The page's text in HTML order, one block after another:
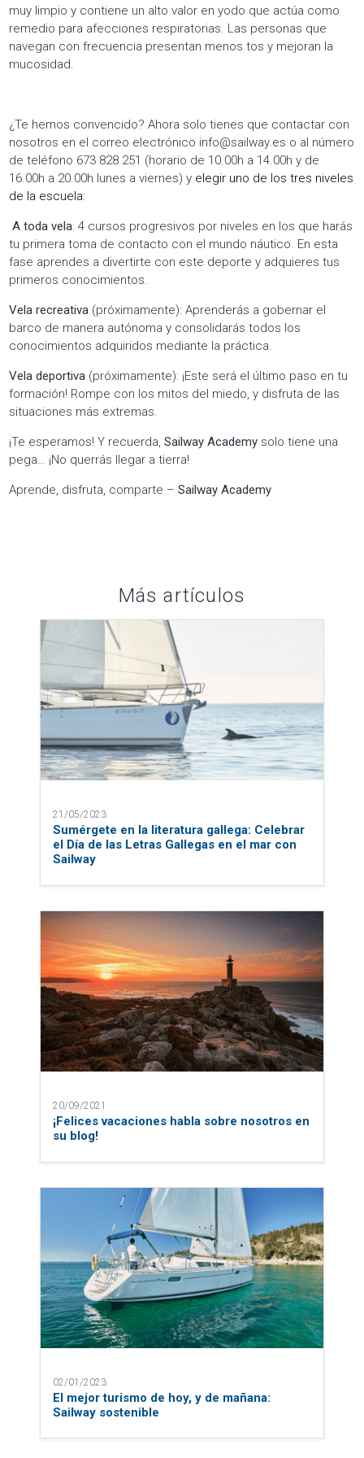
muy limpio y contiene un alto valor en yodo que actúa como
remedio para afecciones respiratorias. Las personas que
navegan con frecuencia presentan menos tos y mejoran la
mucosidad.
¿Te hemos convencido? Ahora solo tienes que contactar con
nosotros en el correo electrónico info@sailway.es o al número
de teléfono 673 828 251 (horario de 10.00h a 14.00h y de
16.00h a 20.00h lunes a viernes) y elegir uno de los tres niveles
de la escuela:
A toda vela: 4 cursos progresivos por niveles en los que harás
tu primera toma de contacto con el mundo náutico. En esta
fase aprendes a divertirte con este deporte y adquieres tus
primeros conocimientos.
Vela recreativa (próximamente): Aprenderás a gobernar el
barco de manera autónoma y consolidarás todos los
conocimientos adquiridos mediante la práctica.
Vela deportiva (próximamente): ¡Este será el último paso en tu
formación! Rompe con los mitos del miedo, y disfruta de las
situaciones más extremas.
¡Te esperamos! Y recuerda,Sailway Academy solo tiene una
pega… ¡No querrás llegar a tierra!
Aprende, disfruta, comparte –Sailway Academy
Más artículos
21/05/2023
Sumérgete en la literatura gallega: Celebrar
el Día de las Letras Gallegas en el mar con
Sailway
20/09/2021
¡Felices vacaciones habla sobre nosotros en
su blog!
02/01/2023
El mejor turismo de hoy, y de mañana:
Sailway sostenible